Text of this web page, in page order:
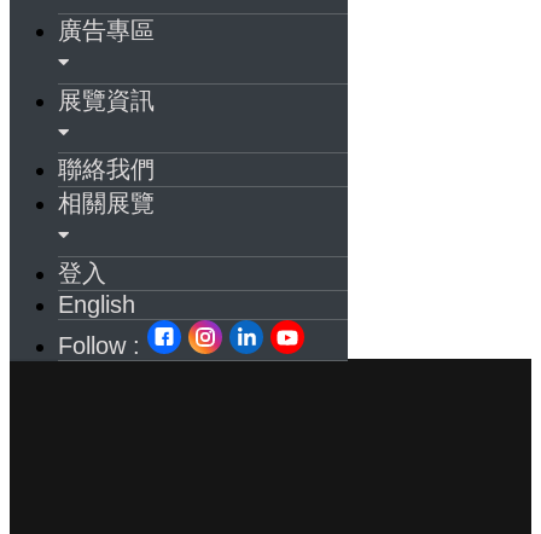
廣告專區
展覽資訊
聯絡我們
相關展覽
登入
English
Follow :